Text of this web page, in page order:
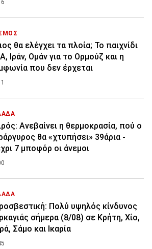
θα ελέγχει τα πλοία; Το παιχνίδι
Ιράν, Ομάν για το Ορμούζ και η
που δεν έρχεται
Ανεβαίνει η θερμοκρασία, πού ο
θα «χτυπήσει» 39άρια -
7 μποφόρ οι άνεμοι
Πολύ υψηλός κίνδυνος
σήμερα (8/08) σε Κρήτη, Χίο,
Σάμο και Ικαρία